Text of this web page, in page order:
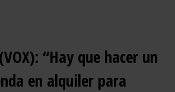
“Hay que hacer un
en alquiler para